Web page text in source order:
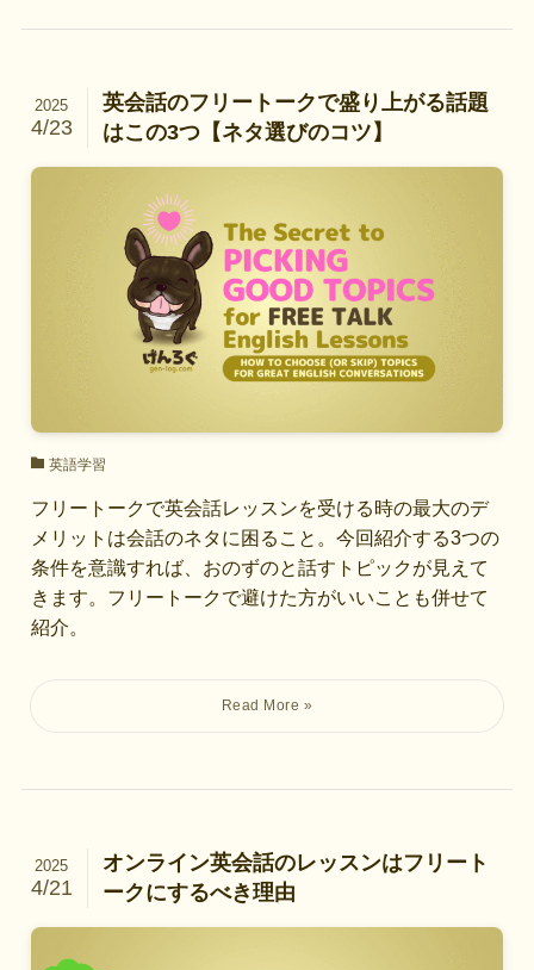
英会話のフリートークで盛り上がる話題
はこの3つ【ネタ選びのコツ】
2025
4/23
英語学習
フリートークで英会話レッスンを受ける時の最大のデ
メリットは会話のネタに困ること。今回紹介する3つの
条件を意識すれば、おのずのと話すトピックが見えて
きます。フリートークで避けた方がいいことも併せて
紹介。
オンライン英会話のレッスンはフリート
ークにするべき理由
2025
4/21